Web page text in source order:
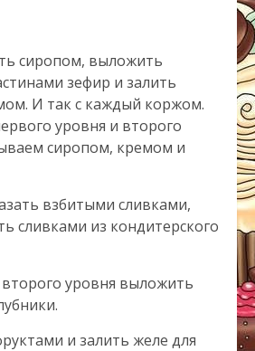
сиропом, выложить
зефир и залить
И так с каждый коржом.
уровня и второго
сиропом, кремом и
взбитыми сливками,
сливками из кондитерского
уровня выложить
и залить желе для